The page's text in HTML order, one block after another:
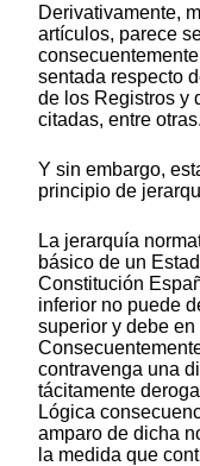
Derivativamente,
artículos, parece
sentada respecto
de los Registros y
citadas, entre otras.
Y sin embargo,
principio de
La jerarquía
básico de un
Constitución
inferior no puede
superior y debe
contravenga una
tácitamente
Lógica
amparo de dicha
la medida que